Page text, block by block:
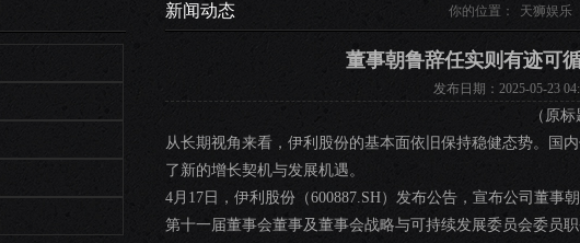
新闻动态 你的位置： 天狮娱乐
董事朝鲁辞任实则有迹可
发布日期：2025-05-23
（原
从长期视角来看，伊利股份的基本面依旧保持稳健态势。国
了新的增长契机与发展机遇。
4月17日，伊利股份（600887.SH）发布公告，宣布公司董
第十一届董事会董事及董事会战略与可持续发展委员会委员